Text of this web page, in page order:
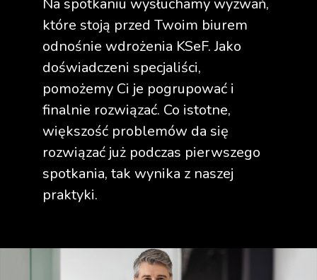
które stoją przed Twoim biurem
odnośnie wdrożenia KSeF. Jako
doświadczeni specjaliści,
pomożemy Ci je pogrupować i
finalnie rozwiązać. Co istotne,
większość problemów da się
rozwiązać już podczas pierwszego
spotkania, tak wynika z naszej
praktyki.